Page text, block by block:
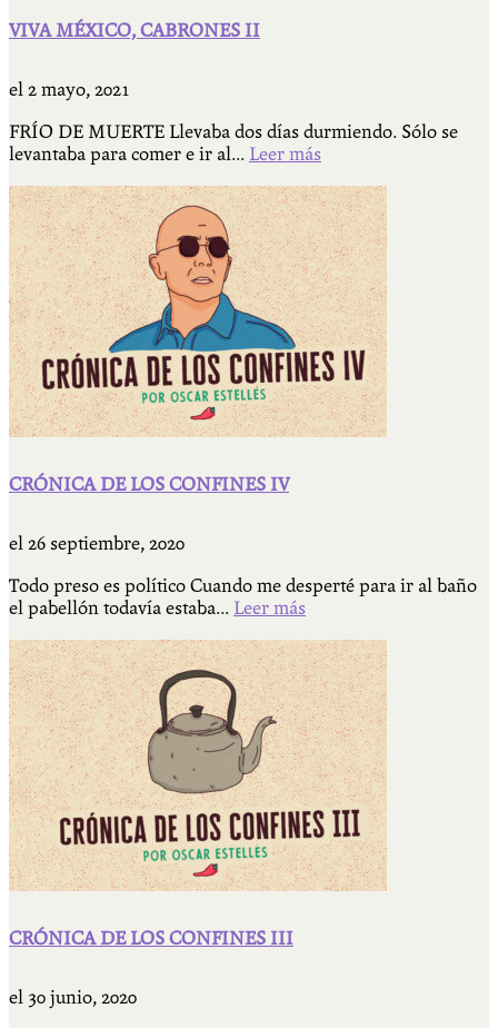
VIVA MÉXICO, CABRONES II
el 2 mayo, 2021
FRÍO DE MUERTE Llevaba dos días durmiendo. Sólo se
levantaba para comer e ir al... Leer más
CRÓNICA DE LOS CONFINES IV
el 26 septiembre, 2020
Todo preso es político Cuando me desperté para ir al baño
el pabellón todavía estaba... Leer más
CRÓNICA DE LOS CONFINES III
el 30 junio, 2020